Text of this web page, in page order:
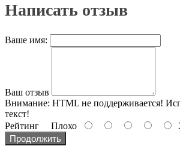
Написать отзыв
Ваше имя:
Ваш отзыв
Внимание: HTML не поддерживается!
текст!
Рейтинг Плохо
Продолжить